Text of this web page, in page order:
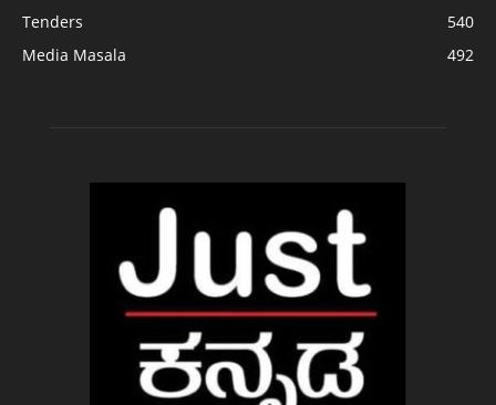
Tenders
540
Media Masala
492